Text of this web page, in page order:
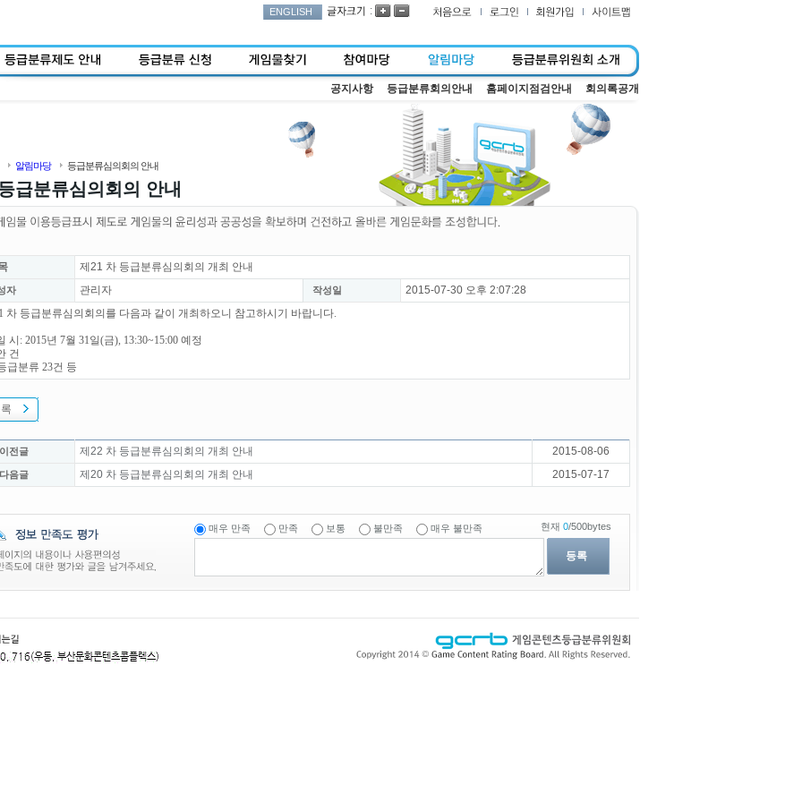
ENGLISH :
공지사항 등급분류회의안내 홈페이지점검안내 회의록공개
알림마당 등급분류심의회의 안내
급분류심의회의 안내
제21 차 등급분류심의회의 개최 안내
자 관리자 작성일
2015-07-30 오후 2:07:28
차 등급분류심의회의를 다음과 같이 개최하오니 참고하시기 바랍니다.
시: 2015년 7월 31일(금), 13:30~15:00 예정
건
분류 23건 등
전글 제22 차 등급분류심의회의 개최 안내 2015-08-06
음글 제20 차 등급분류심의회의 개최 안내 2015-07-17
매우 만족 만족 보통 불만족 매우 불만족
등록
현재 0/500bytes